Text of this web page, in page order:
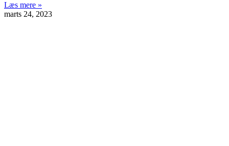
Læs mere »
marts 24, 2023